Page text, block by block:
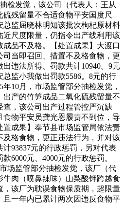
检发觉，该公司（代表人：王从
残留量不合适食物平安国度尺
总监屈晓林明知该批次枸杞原材料
近尺度限量，仍指令出产线利用该
品不及格。【处置成果】大渡口
司当即召回、措置不及格食物，更
违法所得、罚款共计10940。9元
监小我做出罚款5586。8元的行
10月，市场监管部分抽检发觉，
产的竹笋成品二氧化硫残留量不
，该公司出产过程管控严沉缺
物平安员龚光恩履责不到位，导
成果】奉节县市场监管局依法责
格食物，更正违法行为，并对该
93837元的行政惩罚，另对代表
6000元、4000元的行政惩罚。
场监管部分抽检发觉，该厂（代
肉（喷鼻辣味）山梨酸钾跨越食
该厂为耽误食物保质期，超限量
一年内已累计两次因违反食物平